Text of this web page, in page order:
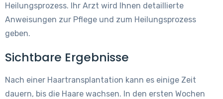
Heilungsprozess. Ihr Arzt wird Ihnen detaillierte
Anweisungen zur Pflege und zum Heilungsprozess
geben.
Sichtbare Ergebnisse
Nach einer Haartransplantation kann es einige Zeit
dauern, bis die Haare wachsen. In den ersten Wochen